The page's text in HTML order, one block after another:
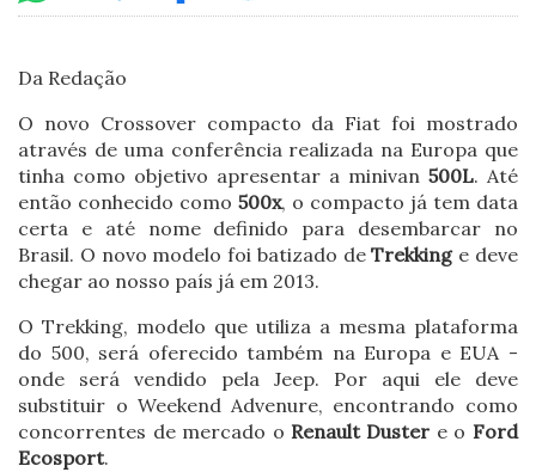
Da Redação
O novo Crossover compacto da Fiat foi mostrado
através de uma conferência realizada na Europa que
tinha como objetivo apresentar a minivan 500L. Até
então conhecido como500x, o compacto já tem data
certa e até nome definido para desembarcar no
Brasil. O novo modelo foi batizado deTrekking e deve
chegar ao nosso país já em 2013.
O Trekking, modelo que utiliza a mesma plataforma
do 500, será oferecido também na Europa e EUA -
onde será vendido pela Jeep. Por aqui ele deve
substituir o Weekend Advenure, encontrando como
concorrentes de mercado o Renault Duster e o Ford
Ecosport.